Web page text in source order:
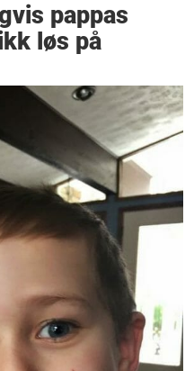
pappas
løs på